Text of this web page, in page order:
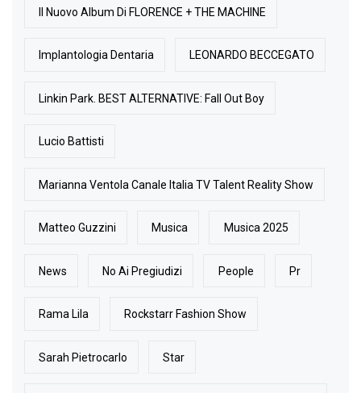
Il Nuovo Album Di FLORENCE + THE MACHINE
Implantologia Dentaria LEONARDO BECCEGATO
Linkin Park. BEST ALTERNATIVE: Fall Out Boy
Lucio Battisti
Marianna Ventola Canale Italia TV Talent Reality Show
Matteo Guzzini Musica Musica 2025
News No Ai Pregiudizi People Pr
Rama Lila Rockstarr Fashion Show
Sarah Pietrocarlo Star